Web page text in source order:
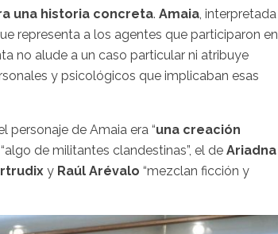
una historia concreta. Amaia , interpretada
representa a los agentes que participaron en
no alude a un caso particular ni atribuye
y psicológicos que implicaban esas
personaje de Amaia era “una creación
de militantes clandestinas”, el de Ariadna
y Raúl Arévalo “mezclan ficción y